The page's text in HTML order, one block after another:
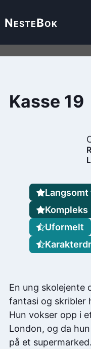
NesteBok
Kasse 19
En ung skolejente
fantasi og skribler
Hun vokser opp i
London, og da
på et
Kompleks
Uformelt